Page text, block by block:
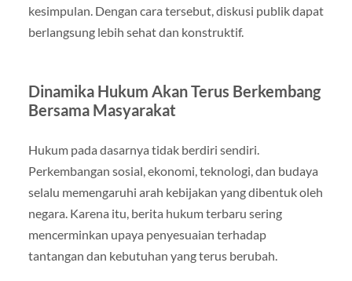
kesimpulan. Dengan cara tersebut, diskusi publik dapat
berlangsung lebih sehat dan konstruktif.
Dinamika Hukum Akan Terus Berkembang
Bersama Masyarakat
Hukum pada dasarnya tidak berdiri sendiri.
Perkembangan sosial, ekonomi, teknologi, dan budaya
selalu memengaruhi arah kebijakan yang dibentuk oleh
negara. Karena itu, berita hukum terbaru sering
mencerminkan upaya penyesuaian terhadap
tantangan dan kebutuhan yang terus berubah.